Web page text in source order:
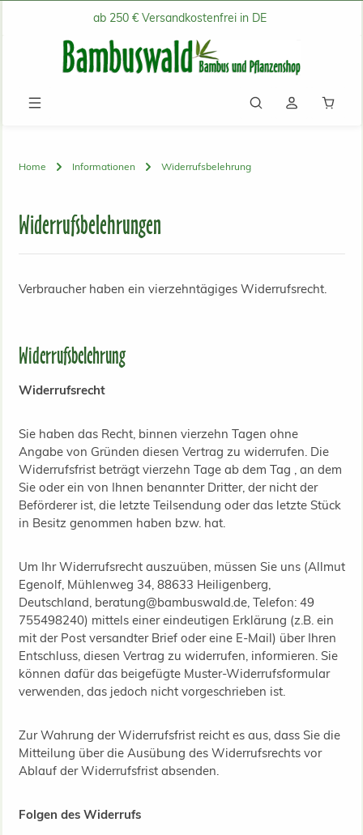
Zum Hauptinhalt springenab 250 € Versandkostenfrei in DE
Home Informationen Widerrufsbelehrung
Widerrufsbelehrungen
Verbraucher haben ein vierzehntägiges Widerrufsrecht.
Widerrufsbelehrung
Widerrufsrecht
Sie haben das Recht, binnen vierzehn Tagen ohne
Angabe von Gründen diesen Vertrag zu widerrufen. Die
Widerrufsfrist beträgt vierzehn Tage ab dem Tag , an dem
Sie oder ein von Ihnen benannter Dritter, der nicht der
Beförderer ist, die letzte Teilsendung oder das letzte Stück
in Besitz genommen haben bzw. hat.
Um Ihr Widerrufsrecht auszuüben, müssen Sie uns (Allmut
Egenolf, Mühlenweg 34, 88633 Heiligenberg,
Deutschland, beratung@bambuswald.de, Telefon: 49
755498240) mittels einer eindeutigen Erklärung (z.B. ein
mit der Post versandter Brief oder eine E-Mail) über Ihren
Entschluss, diesen Vertrag zu widerrufen, informieren. Sie
können dafür das beigefügte Muster-Widerrufsformular
verwenden, das jedoch nicht vorgeschrieben ist.
Zur Wahrung der Widerrufsfrist reicht es aus, dass Sie die
Mitteilung über die Ausübung des Widerrufsrechts vor
Ablauf der Widerrufsfrist absenden.
Folgen des Widerrufs